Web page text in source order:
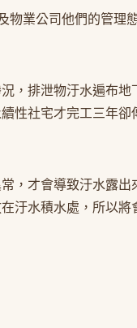
物業公司他們的管理
，排泄物汙水遍布
性社宅才完工三年
，才會導致汙水露
汙水積水處，所以